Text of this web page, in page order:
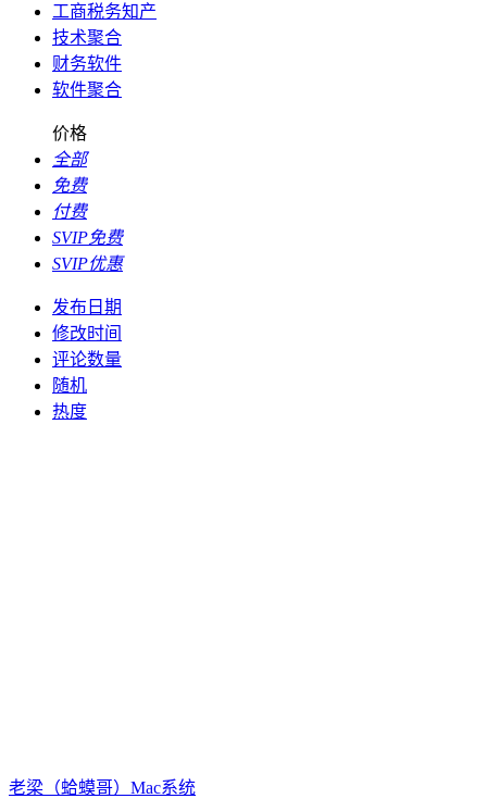
工商税务知产
技术聚合
财务软件
软件聚合
价格
全部
免费
付费
SVIP免费
SVIP优惠
发布日期
修改时间
评论数量
随机
热度
老梁（蛤蟆哥） Mac系统